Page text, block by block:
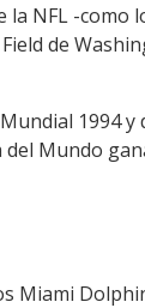
la NFL -como
de
1994 y
Mundo
Miami